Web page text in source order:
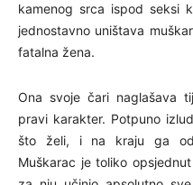
kamenog srca ispod seksi
jednostavno uništava
fatalna žena.
Ona svoje čari naglašava
pravi karakter. Potpuno
što želi, i na kraju ga
Muškarac je toliko